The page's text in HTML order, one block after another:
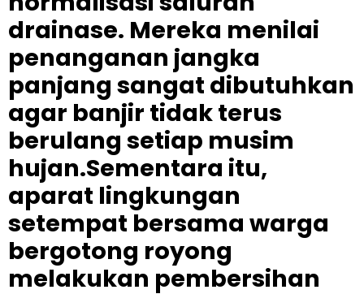
drainase. Mereka menilai
penanganan jangka
panjang sangat dibutuhkan
agar banjir tidak terus
berulang setiap musim
hujan.Sementara itu,
aparat lingkungan
setempat bersama warga
bergotong royong
melakukan pembersihan